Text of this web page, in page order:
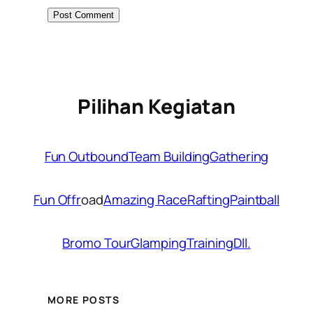
Pilihan Kegiatan
Fun OutboundTeam BuildingGathering
Fun OffroadAmazing RaceRaftingPaintball
Bromo TourGlampingTrainingDll.
MORE POSTS